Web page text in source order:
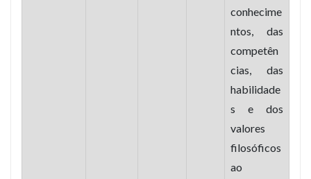
conhecime
ntos, das
competên
cias, das
habilidade
s e dos
valores
filosóficos
ao